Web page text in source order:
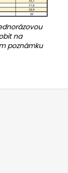
na
poznámku